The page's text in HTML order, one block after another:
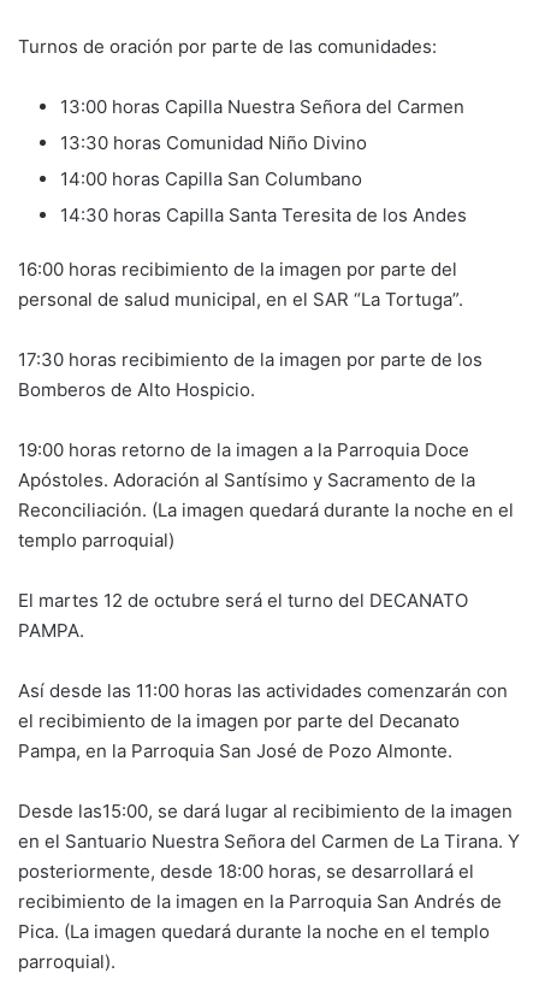
Turnos de oración por parte de las comunidades:
13:00 horas Capilla Nuestra Señora del Carmen
13:30 horas Comunidad Niño Divino
14:00 horas Capilla San Columbano
14:30 horas Capilla Santa Teresita de los Andes
16:00 horas recibimiento de la imagen por parte del
personal de salud municipal, en el SAR “La Tortuga”.
17:30 horas recibimiento de la imagen por parte de los
Bomberos de Alto Hospicio.
19:00 horas retorno de la imagen a la Parroquia Doce
Apóstoles. Adoración al Santísimo y Sacramento de la
Reconciliación. (La imagen quedará durante la noche en el
templo parroquial)
El martes 12 de octubre será el turno del DECANATO
PAMPA.
Así desde las 11:00 horas las actividades comenzarán con
el recibimiento de la imagen por parte del Decanato
Pampa, en la Parroquia San José de Pozo Almonte.
Desde las15:00, se dará lugar al recibimiento de la imagen
en el Santuario Nuestra Señora del Carmen de La Tirana. Y
posteriormente, desde 18:00 horas, se desarrollará el
recibimiento de la imagen en la Parroquia San Andrés de
Pica. (La imagen quedará durante la noche en el templo
parroquial).